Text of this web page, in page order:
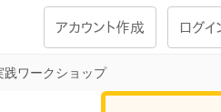
学習
アカウント作成 ログイ
践ワークショップ